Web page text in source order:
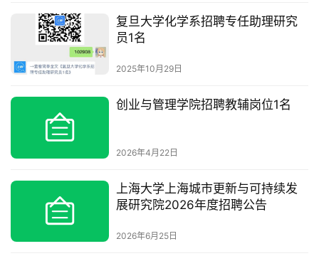
复旦大学化学系招聘专任助理研究
员1名
2025年10月29日
创业与管理学院招聘教辅岗位1名
2026年4月22日
上海大学上海城市更新与可持续发
展研究院2026年度招聘公告
2026年6月25日